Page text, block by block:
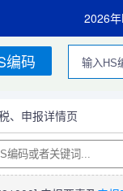
2026
编码
、申报详情页